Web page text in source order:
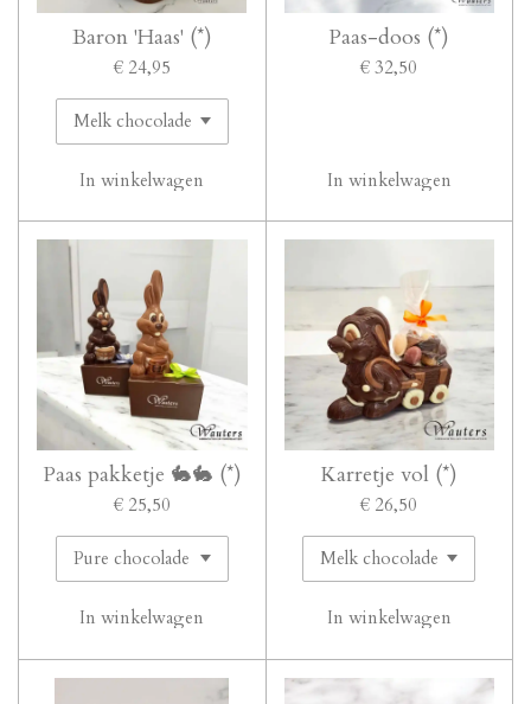
Baron 'Haas' (*)
€ 24,95
In winkelwagen
Paas-doos (*)
€ 32,50
In winkelwagen
Paas pakketje 🐇🐇 (*)
€ 25,50
In winkelwagen
Karretje vol (*)
€ 26,50
In winkelwagen